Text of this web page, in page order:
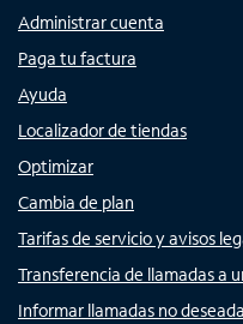
Administrar cuenta
Paga tu factura
Ayuda
Localizador de tiendas
Optimizar
Cambia de plan
Tarifas de servicio y avisos
Transferencia de llamadas a
Informar llamadas no